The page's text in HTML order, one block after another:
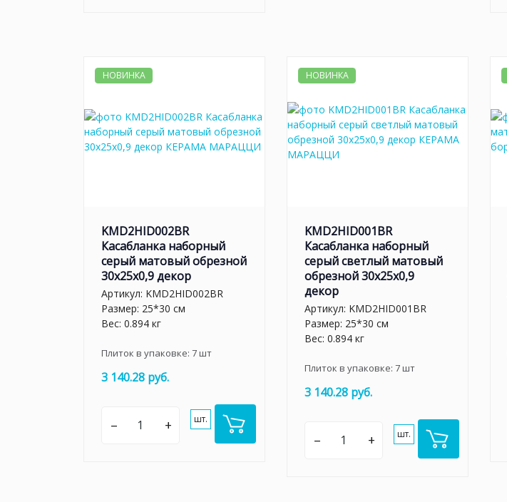
НОВИНКА
KMD2HID002BR
Касабланка наборный
серый матовый обрезной
30x25x0,9 декор
Артикул: KMD2HID002BR
Размер: 25*30 см
Вес: 0.894 кг
Плиток в упаковке: 7шт
3 140.28 руб.
– + шт.
НОВИНКА
KMD2HID001BR
Касабланка наборный
серый светлый матовый
обрезной 30x25x0,9
декор
Артикул: KMD2HID001BR
Размер: 25*30 см
Вес: 0.894 кг
Плиток в упаковке: 7шт
3 140.28 руб.
– + шт.